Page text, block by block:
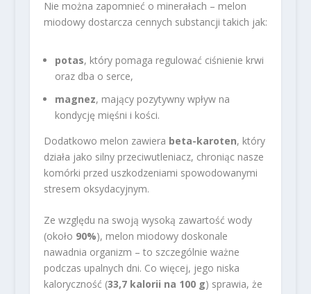
Nie można zapomnieć o minerałach – melon
miodowy dostarcza cennych substancji takich jak:
potas, który pomaga regulować ciśnienie krwi
oraz dba o serce,
magnez, mający pozytywny wpływ na
kondycję mięśni i kości.
Dodatkowo melon zawiera beta-karoten, który
działa jako silny przeciwutleniacz, chroniąc nasze
komórki przed uszkodzeniami spowodowanymi
stresem oksydacyjnym.
Ze względu na swoją wysoką zawartość wody
(około 90%), melon miodowy doskonale
nawadnia organizm – to szczególnie ważne
podczas upalnych dni. Co więcej, jego niska
kaloryczność (33,7 kalorii na 100 g) sprawia, że